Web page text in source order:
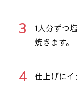
1人分ずつ
焼きます。
仕上げにイ